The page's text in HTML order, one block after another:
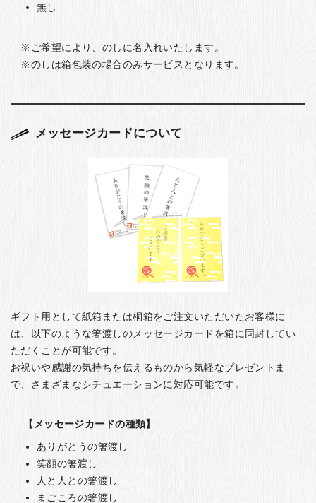
無し
ご希望により、のしに名入れいたします。
のしは箱包装の場合のみサービスとなります。
メッセージカードについて
ギフト用として紙箱または桐箱をご注文いただいたお客様に
は、以下のような箸渡しのメッセージカードを箱に同封してい
ただくことが可能です。
お祝いや感謝の気持ちを伝えるものから気軽なプレゼントま
で、さまざまなシチュエーションに対応可能です。
【メッセージカードの種類】
ありがとうの箸渡し
笑顔の箸渡し
人と人との箸渡し
まごころの箸渡し